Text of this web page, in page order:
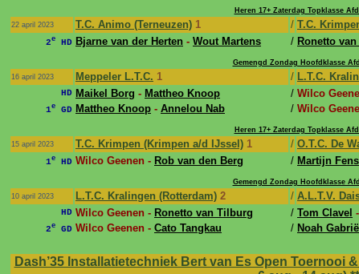
Heren 17+ Zaterdag Topklasse
22 april 2023
T.C. Animo (Terneuzen) 1 / T.C.
2e HD Bjarne van der Herten - Wout Martens / Ronetto
Gemengd Zondag Hoofdklasse
16 april 2023
Meppeler L.T.C. 1 / L.T.C.
HD Maikel Borg - Mattheo Knoop / Wilco
1e GD Mattheo Knoop - Annelou Nab / Wilco
Heren 17+ Zaterdag Topklasse
15 april 2023
T.C. Krimpen (Krimpen a/d IJssel) 1 / O.T.C. De
1e HD Wilco Geenen - Rob van den Berg / Martijn Fens
Gemengd Zondag Hoofdklasse
10 april 2023
L.T.C. Kralingen (Rotterdam) 2 / A.L.T.V.
HD Wilco Geenen - Ronetto van Tilburg / Tom Clavel -
2e GD Wilco Geenen - Cato Tangkau / Noah Gabriël
Dash’35 Installatietechniek Bert van Es Open Toernooi